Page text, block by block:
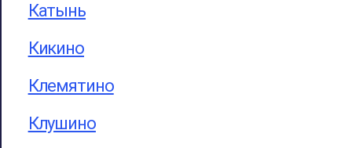
Катынь
Кикино
Клемятино
Клушино